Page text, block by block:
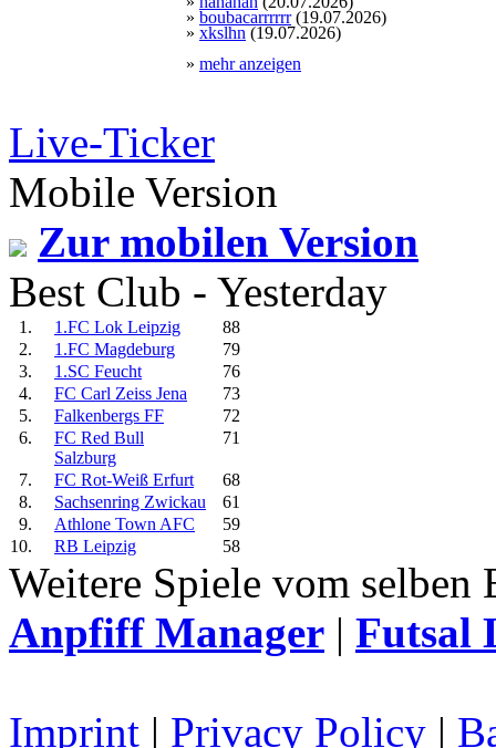
» boubacarrrrrr(19.07.2026)
» xkslhn (19.07.2026)
» mehr anzeigen
Live-Ticker
Mobile Version
Zur mobilen Version
Best Club - Yesterday
1. 1.FC Lok Leipzig
88
2.
1.FC Magdeburg
79
3.
1.SC Feucht
76
4.
FC Carl Zeiss Jena
73
5.
Falkenbergs FF
72
6.
FC Red Bull
Salzburg
71
7. FC Rot-Weiß Erfurt
68
8.
Sachsenring Zwickau
61
9.
Athlone Town AFC
59
10.
RB Leipzig 58
Weitere Spiele vom
Anpfiff Manager | Futsal
Imprint | Privacy Policy |